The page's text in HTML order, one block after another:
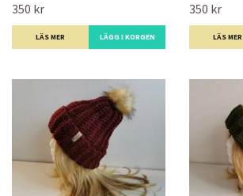
350 kr
LÄS MER LÄGG I KORGEN
350 kr
LÄS MER